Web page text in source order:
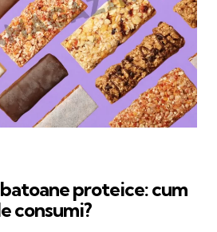
proteice: cum
consumi?